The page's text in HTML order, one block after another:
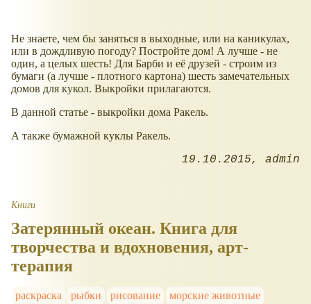
Не знаете, чем бы заняться в выходные, или на каникулах,
или в дождливую погоду? Постройте дом! А лучше - не
один, а целых шесть! Для Барби и её друзей - строим из
бумаги (а лучше - плотного картона) шесть замечательных
домов для кукол. Выкройки прилагаются.
В данной статье - выкройки дома Ракель.
А также бумажной куклы Ракель.
19.10.2015 admin
Книги
Затерянный океан. Книга для
творчества и вдохновения, арт-
терапия
раскраска рыбки рисование
морские животные